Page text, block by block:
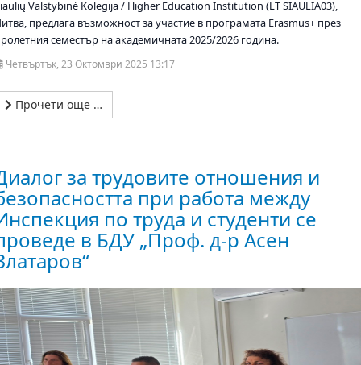
Valstybinė Kolegija / Higher Education Institution (LT SIAULIA03),
предлага възможност за участие в програмата Erasmus+ през
семестър на академичната 2025/2026 година.
Четвъртък, 23 Октомври 2025 13:17
Прочети още …
за трудовите отношения и
при работа между
по труда и студенти се
в БДУ „Проф. д-р Асен